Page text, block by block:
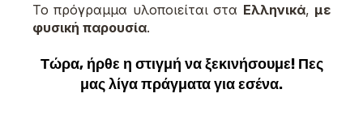
Το πρόγραμμα υλοποιείται στα Ελληνικά, με
φυσική παρουσία.
Τώρα, ήρθε η στιγμή να ξεκινήσουμε! Πες
μας λίγα πράγματα για εσένα.